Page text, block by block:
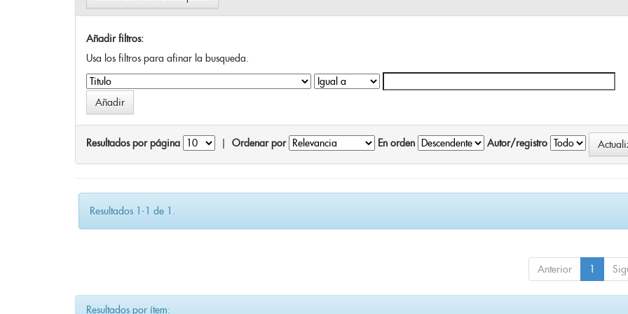
Añadir filtros:
Usa los filtros para afinar la busqueda.
Resultados por página Ordenar por En orden Autor/registro
Resultados 1-1 de 1.
Anterior 1
Resultados por ítem: